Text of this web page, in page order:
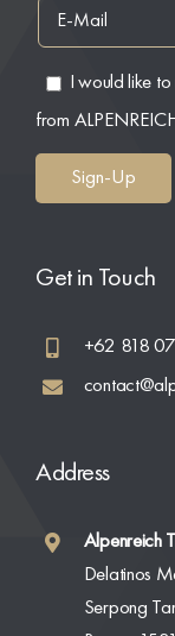
I would like
from
Get in Touch
+62 818
Address
Alpenreich
Delatinos
Serpong